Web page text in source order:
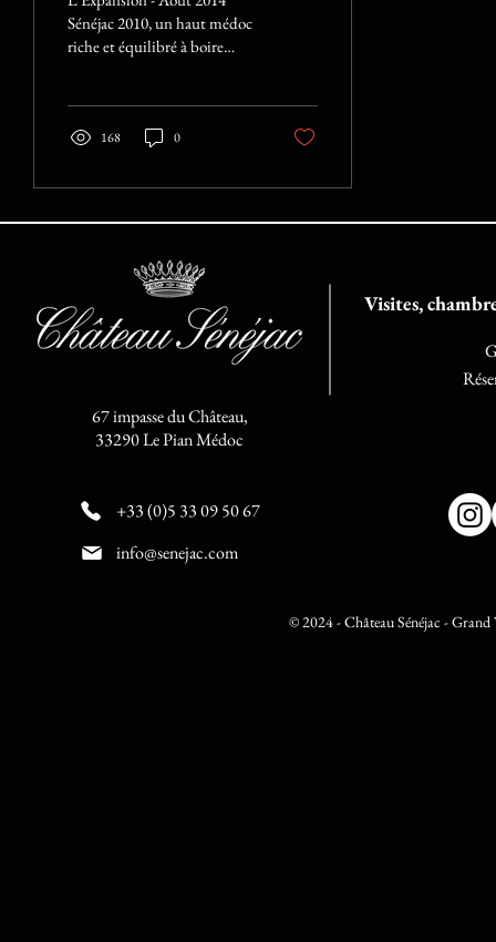
Sénéjac 2010, un haut médoc
riche et équilibré à boire
168 0
Visites,
67 impasse du Château,
33290 Le Pian Médoc
+33 (0)5 33 09 50 67
info@senejac.com
© 2024 - Château Sénéjac -